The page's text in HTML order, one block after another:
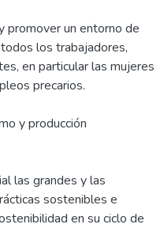
promover un entorno de
los trabajadores,
en particular las mujeres
precarios.
y producción
las grandes y las
sostenibles e
en su ciclo de